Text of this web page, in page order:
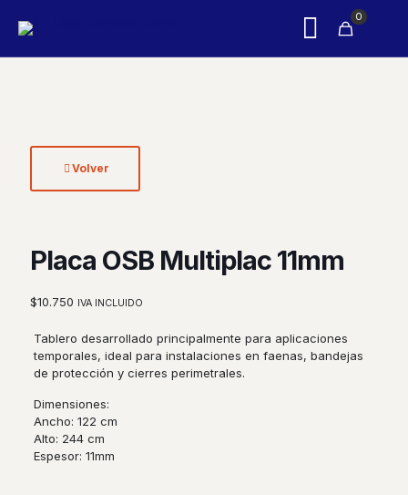
0
Volver
Placa OSB Multiplac 11mm
$10.750 IVA INCLUIDO
Tablero desarrollado principalmente para aplicaciones
temporales, ideal para instalaciones en faenas, bandejas
de protección y cierres perimetrales.
Dimensiones:
Ancho: 122 cm
Alto: 244 cm
Espesor: 11mm